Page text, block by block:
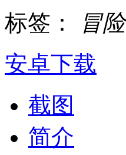
标签：
冒险
安卓下载
截图
简介